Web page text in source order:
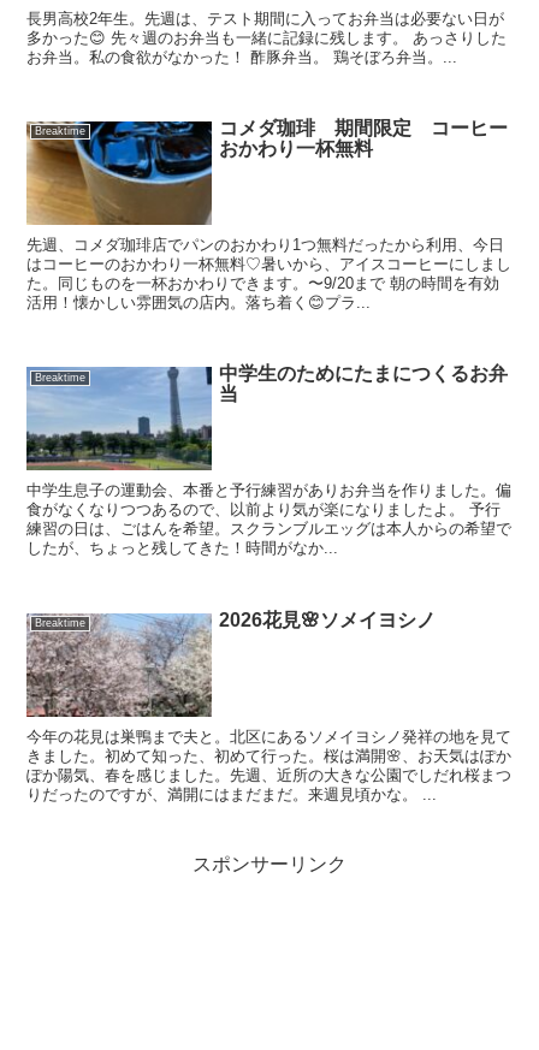
長男高校2年生。先週は、テスト期間に入ってお弁当は必要ない日が
多かった😊 先々週のお弁当も一緒に記録に残します。 あっさりした
お弁当。私の食欲がなかった！ 酢豚弁当。 鶏そぼろ弁当。...
Breaktime
コメダ珈琲 期間限定 コーヒー
おかわり一杯無料
先週、コメダ珈琲店でパンのおかわり1つ無料だったから利用、今日
はコーヒーのおかわり一杯無料♡暑いから、アイスコーヒーにしまし
た。同じものを一杯おかわりできます。〜9/20まで 朝の時間を有効
活用！懐かしい雰囲気の店内。落ち着く😊プラ...
Breaktime
中学生のためにたまにつくるお弁
当
中学生息子の運動会、本番と予行練習がありお弁当を作りました。偏
食がなくなりつつあるので、以前より気が楽になりましたよ。 予行
練習の日は、ごはんを希望。スクランブルエッグは本人からの希望で
したが、ちょっと残してきた！時間がなか...
Breaktime 2026花見🌸ソメイヨシノ
今年の花見は巣鴨まで夫と。北区にあるソメイヨシノ発祥の地を見て
きました。初めて知った、初めて行った。桜は満開🌸、お天気はぽか
ぽか陽気、春を感じました。先週、近所の大きな公園でしだれ桜まつ
りだったのですが、満開にはまだまだ。来週見頃かな。 ...
スポンサーリンク